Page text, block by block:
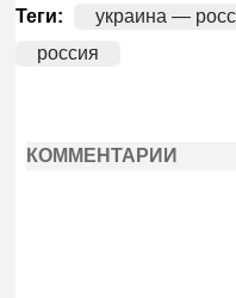
Теги: украина —
россия
КОММЕНТАРИИ